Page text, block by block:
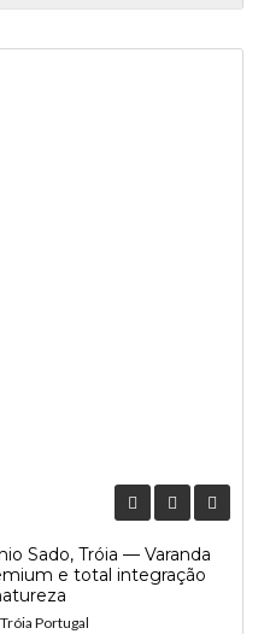
Sado, Tróia — Varanda
e total integração
Portugal